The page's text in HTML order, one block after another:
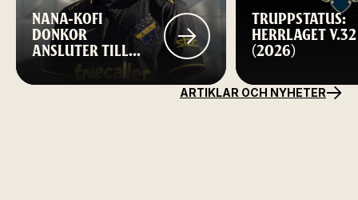
NANA-KOFI
DONKOR
ANSLUTER TILL
AIK FOTBOLL
TRUPPSTATUS:
HERRLAGET V.32
(2026)
ARTIKLAR OCH NYHETER